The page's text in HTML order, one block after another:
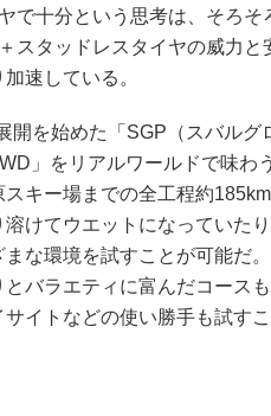
で十分という思考は、そろそ
スタッドレスタイヤの威力と
速している。
を始めた「SGP（スバルグ
」をリアルワールドで味わ
キー場までの全工程約
けてウエットになっていた
な環境を試すことが可能だ
バラエティに富んだコース
イトなどの使い勝手も試す